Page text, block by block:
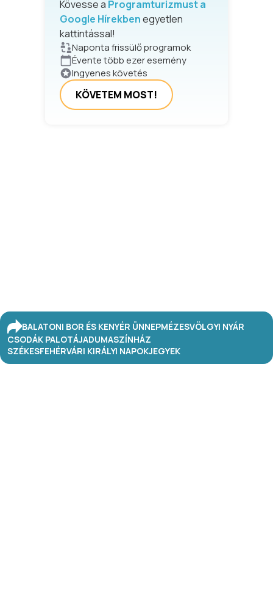
Kövesse a Programturizmust a
Google Hírekbenegyetlen
kattintással!
Naponta frissülő programok
Évente több ezer esemény
Ingyenes követés
KÖVETEM MOST!
BALATONI BOR ÉS KENYÉR ÜNNEPMÉZESVÖLGYI NYÁR
CSODÁK PALOTÁJADUMASZÍNHÁZ
SZÉKESFEHÉRVÁRI KIRÁLYI NAPOKJEGYEK